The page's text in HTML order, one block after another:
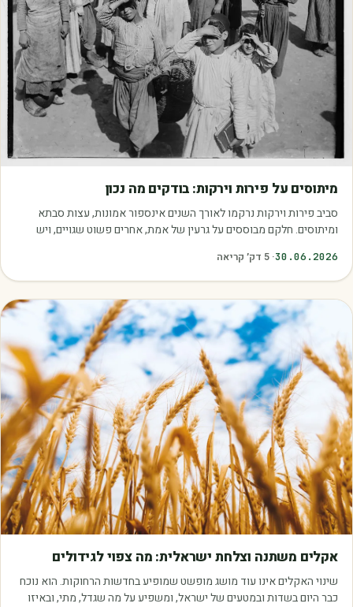
מיתוסים על פירות וירקות: בודקים מה נכון
סביב פירות וירקות נרקמו לאורך השנים אינספור אמונות, עצות סבתא
ומיתוסים. חלקם מבוססים על גרעין של אמת, אחרים פשוט שגויים, ויש
30.06.2026
·
5 דק׳ קריאה
אקלים משתנה וצלחת ישראלית: מה צפוי לגידולים
שינוי האקלים אינו עוד מושג מופשט שמופיע בחדשות הרחוקות. הוא נוכח
כבר היום בשדות ובמטעים של ישראל, ומשפיע על מה שגדל, מתי, ובאיזו